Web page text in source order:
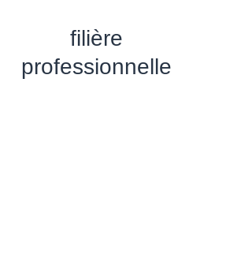
filière
professionnelle